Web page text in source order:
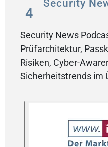
4
Security
Security News
Prüfarchitektur,
Risiken, Cyber-
Sicherheitstrends im